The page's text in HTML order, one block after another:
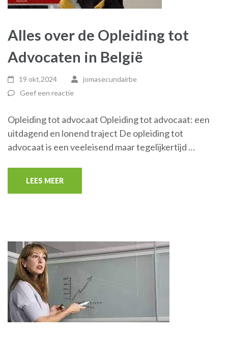
Alles over de Opleiding tot
Advocaten in België
19 okt,2024
jomasecundairbe
Geef een reactie
Opleiding tot advocaat Opleiding tot advocaat: een
uitdagend en lonend traject De opleiding tot
advocaat is een veeleisend maar tegelijkertijd …
LEES MEER